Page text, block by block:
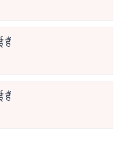
हैं
हैं